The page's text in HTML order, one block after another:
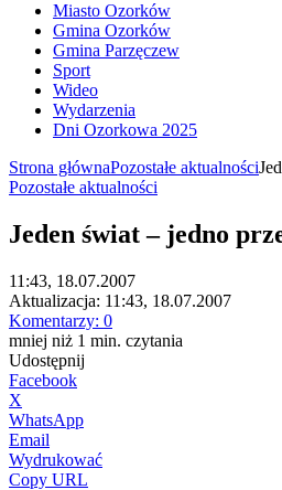
Miasto Ozorków
Gmina Ozorków
Gmina Parzęczew
Sport
Wideo
Wydarzenia
Dni Ozorkowa 2025
Strona głównaPozostałe aktualności
Pozostałe aktualności
Jeden świat – jedno
11:43, 18.07.2007
Aktualizacja: 11:43, 18.07.2007
Komentarzy: 0
mniej niż 1 min. czytania
Udostępnij
Facebook
X
WhatsApp
Email
Wydrukować
Copy URL